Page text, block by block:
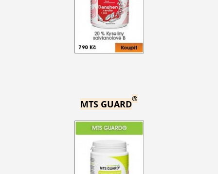
MTS GUARD®